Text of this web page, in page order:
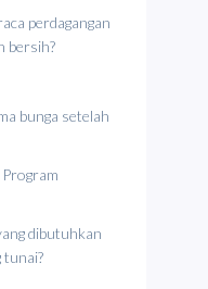
perdagangan
bersih?
bunga setelah
dibutuhkan
tunai?